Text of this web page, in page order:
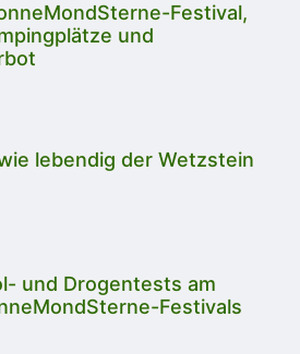
Festival,
und
lebendig der Wetzstein
und Drogentests am
Festivals